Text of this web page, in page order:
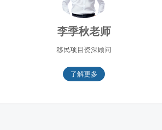
李季秋老师
移民项目资深顾问
了解更多